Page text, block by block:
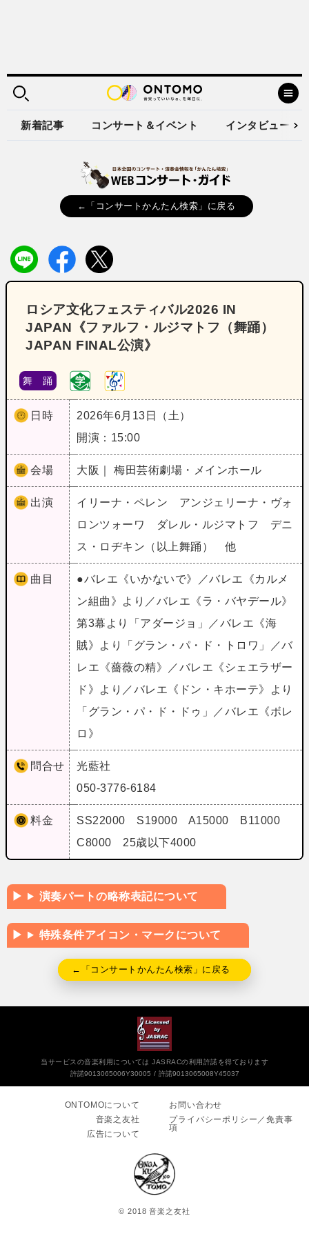
新着記事 コンサート＆イベント インタビュー
←「コンサートかんたん検索」に戻る
ロシア文化フェスティバル2026 IN
JAPAN《ファルフ・ルジマトフ（舞踊）
JAPAN FINAL公演》
舞 踊
日時
2026年6月13日（土）
開演：15:00
会場 大阪｜ 梅田芸術劇場・メインホール
出演
イリーナ・ペレン アンジェリーナ・ヴォ
ロンツォーワ ダレル・ルジマトフ デニ
ス・ロヂキン（以上舞踊） 他
曲目
●バレエ《いかないで》／バレエ《カルメ
ン組曲》より／バレエ《ラ・バヤデール》
第3幕より「アダージョ」／バレエ《海
賊》より「グラン・パ・ド・トロワ」／バ
レエ《薔薇の精》／バレエ《シェエラザー
ド》より／バレエ《ドン・キホーテ》より
「グラン・パ・ド・ドゥ」／バレエ《ボレ
ロ》
問合せ
光藍社
050-3776-6184
料金
SS22000 S19000 A15000 B11000
C8000 25歳以下4000
演奏パートの略称表記について
特殊条件アイコン・マークについて
←「コンサートかんたん検索」に戻る
当サービスの音楽利用については JASRACの利用許諾を得ております
許諾9013065006Y30005
許諾9013065008Y45037
ONTOMOについて
音楽之友社
広告について
お問い合わせ
プライバシーポリシー／免責事
項
© 2018 音楽之友社